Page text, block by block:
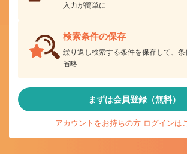
入力が簡単に
検索条件の保存
繰り返し検索する条件を保存して、
省略
まずは会員登録（無料）
アカウントをお持ちの方 ログインは